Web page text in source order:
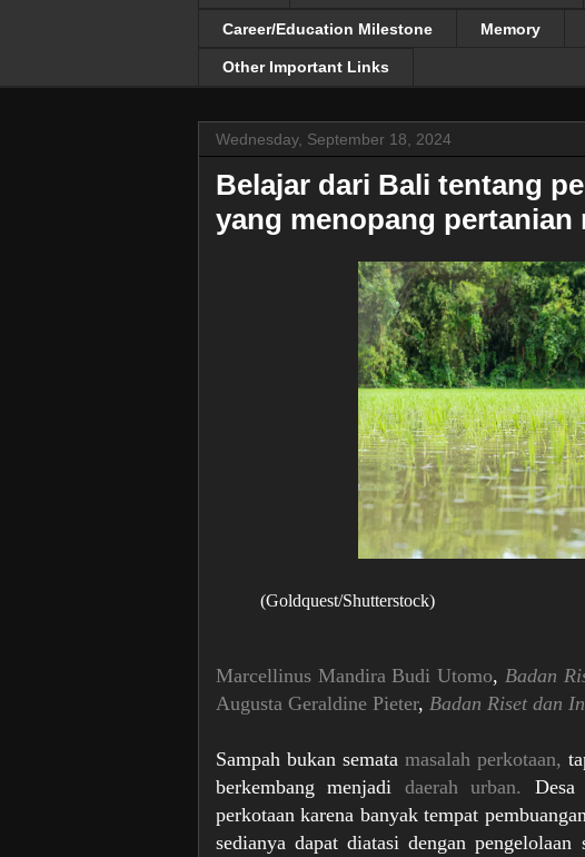
Career/Education Milestone Memory
Other Important Links
Wednesday, September 18, 2024
Belajar dari Bali tentang
yang menopang
(Goldquest/Shutterstock)
Marcellinus Mandira Budi Utomo, Badan
Augusta Geraldine Pieter, Badan Riset dan
Sampah bukan semata masalah perkotaan,
berkembang menjadi daerah urban.
Desa
perkotaan karena banyak tempat
sedianya dapat diatasi dengan